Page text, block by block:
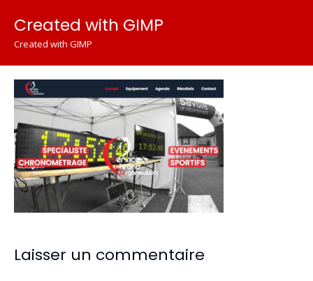
Created with GIMP
Created with GIMP
Laisser un commentaire